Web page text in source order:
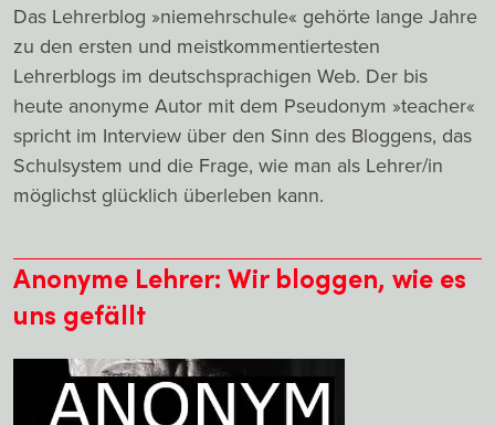
Das Lehrerblog »niemehrschule« gehörte lange Jahre
zu den ersten und meistkommentiertesten
Lehrerblogs im deutschsprachigen Web. Der bis
heute anonyme Autor mit dem Pseudonym »teacher«
spricht im Interview über den Sinn des Bloggens, das
Schulsystem und die Frage, wie man als Lehrer/in
möglichst glücklich überleben kann.
Anonyme Lehrer: Wir bloggen, wie es
uns gefällt